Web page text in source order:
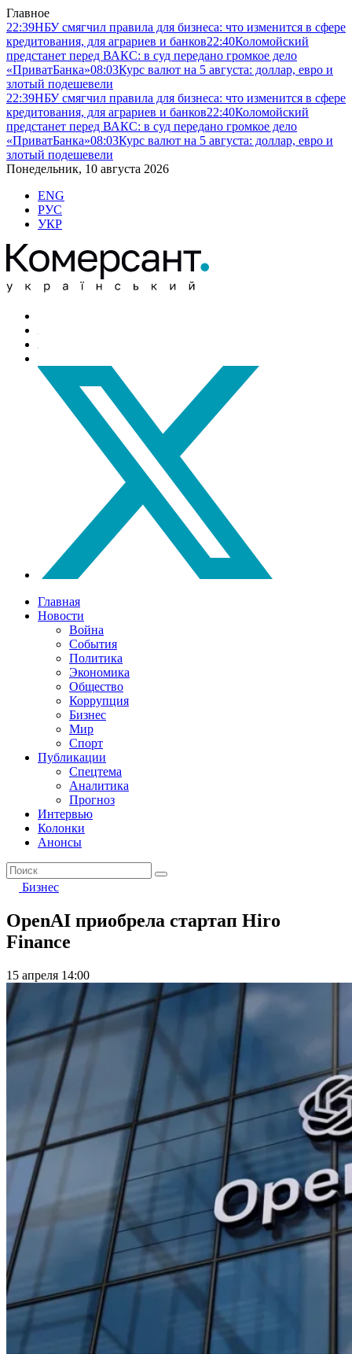
Главное
22:39НБУ смягчил правила для бизнеса: что изменится в сфере
кредитования, для аграриев и банков22:40Коломойский
предстанет перед ВАКС: в суд передано громкое дело
«ПриватБанка»08:03Курс валют на 5 августа: доллар, евро и
злотый подешевели
22:39НБУ смягчил правила для бизнеса: что изменится в сфере
кредитования, для аграриев и банков22:40Коломойский
предстанет перед ВАКС: в суд передано громкое дело
«ПриватБанка»08:03Курс валют на 5 августа: доллар, евро и
злотый подешевели
Понедельник, 10 августа 2026
ENG
РУС
УКР
Главная
Новости
Война
События
Политика
Экономика
Общество
Коррупция
Бизнес
Мир
Спорт
Публикации
Спецтема
Аналитика
Прогноз
Интервью
Колонки
Анонсы
Бизнес
OpenAI приобрела стартап Hiro
Finance
15 апреля 14:00